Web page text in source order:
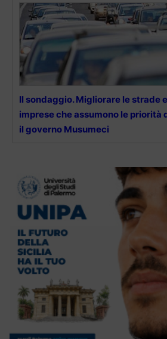
Il sondaggio. Migliorare le strade
imprese che assumono le priorità
il governo Musumeci